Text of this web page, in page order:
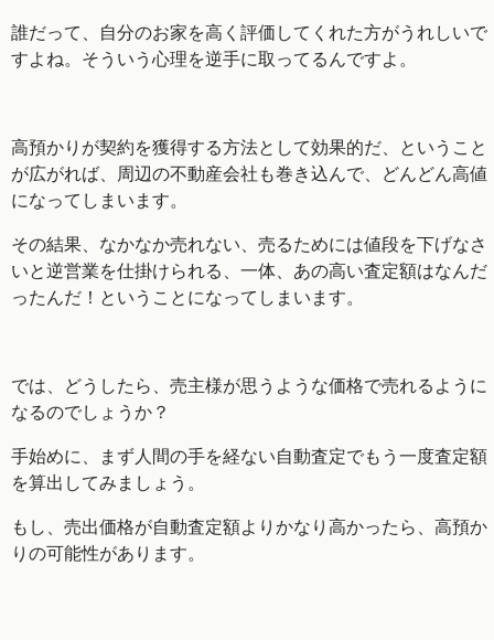
誰だって、自分のお家を高く評価してくれた方がうれしいで
すよね。そういう心理を逆手に取ってるんですよ。
高預かりが契約を獲得する方法として効果的だ、ということ
が広がれば、周辺の不動産会社も巻き込んで、どんどん高値
になってしまいます。
その結果、なかなか売れない、売るためには値段を下げなさ
いと逆営業を仕掛けられる、一体、あの高い査定額はなんだ
ったんだ！ということになってしまいます。
では、どうしたら、売主様が思うような価格で売れるように
なるのでしょうか？
手始めに、まず人間の手を経ない自動査定でもう一度査定額
を算出してみましょう。
もし、売出価格が自動査定額よりかなり高かったら、高預か
りの可能性があります。